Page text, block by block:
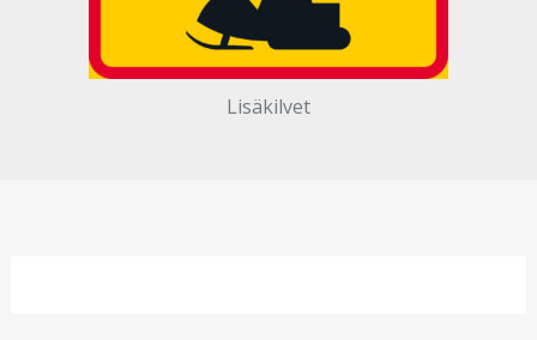
Lisäkilvet